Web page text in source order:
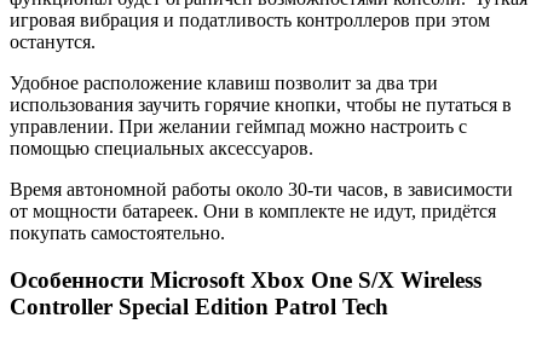
игровая вибрация и податливость контроллеров при этом
останутся.
Удобное расположение клавиш позволит за два три
использования заучить горячие кнопки, чтобы не путаться в
управлении. При желании геймпад можно настроить с
помощью специальных аксессуаров.
Время автономной работы около 30-ти часов, в зависимости
от мощности батареек. Они в комплекте не идут, придётся
покупать самостоятельно.
Особенности Microsoft Xbox One S/X Wireless
Controller Special Edition Patrol Tech